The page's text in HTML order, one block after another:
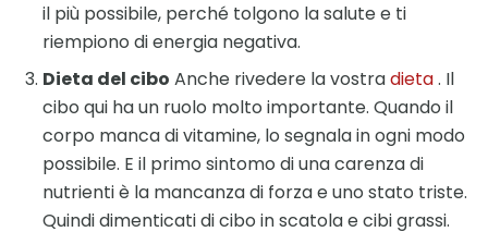
il ​​più possibile, perché tolgono la salute e ti
riempiono di energia negativa.
Dieta del cibo Anche rivedere la vostradieta. Il
cibo qui ha un ruolo molto importante. Quando il
corpo manca di vitamine, lo segnala in ogni modo
possibile. E il primo sintomo di una carenza di
nutrienti è la mancanza di forza e uno stato triste.
Quindi dimenticati di cibo in scatola e cibi grassi.